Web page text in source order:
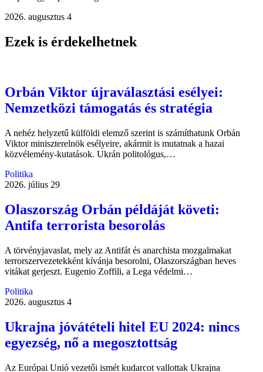
2026. augusztus 4
Ezek is érdekelhetnek
Orbán Viktor újraválasztási esélyei:
Nemzetközi támogatás és stratégia
A nehéz helyzetű külföldi elemző szerint is számíthatunk Orbán
Viktor miniszterelnök esélyeire, akármit is mutatnak a hazai
közvélemény-kutatások. Ukrán politológus,…
Politika
2026. július 29
Olaszország Orbán példáját követi:
Antifa terrorista besorolás
A törvényjavaslat, mely az Antifát és anarchista mozgalmakat
terrorszervezetekként kívánja besorolni, Olaszországban heves
vitákat gerjeszt. Eugenio Zoffili, a Lega védelmi…
Politika
2026. augusztus 4
Ukrajna jóvátételi hitel EU 2024: nincs
egyezség, nő a megosztottság
Az Európai Unió vezetői ismét kudarcot vallottak Ukrajna